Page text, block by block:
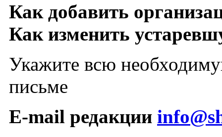
Как добавить
Как изменить
Укажите всю
письме
E-mail редакции